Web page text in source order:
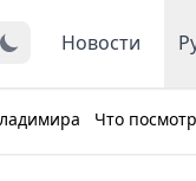
Новости
Что